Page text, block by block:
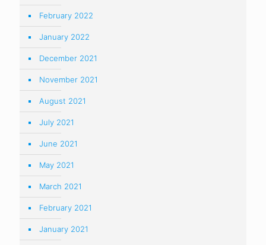
February 2022
January 2022
December 2021
November 2021
August 2021
July 2021
June 2021
May 2021
March 2021
February 2021
January 2021